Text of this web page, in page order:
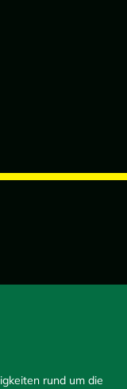
rund um die